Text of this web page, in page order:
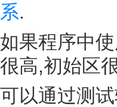
系.
如果程序中
很高,初始区
可以通过测